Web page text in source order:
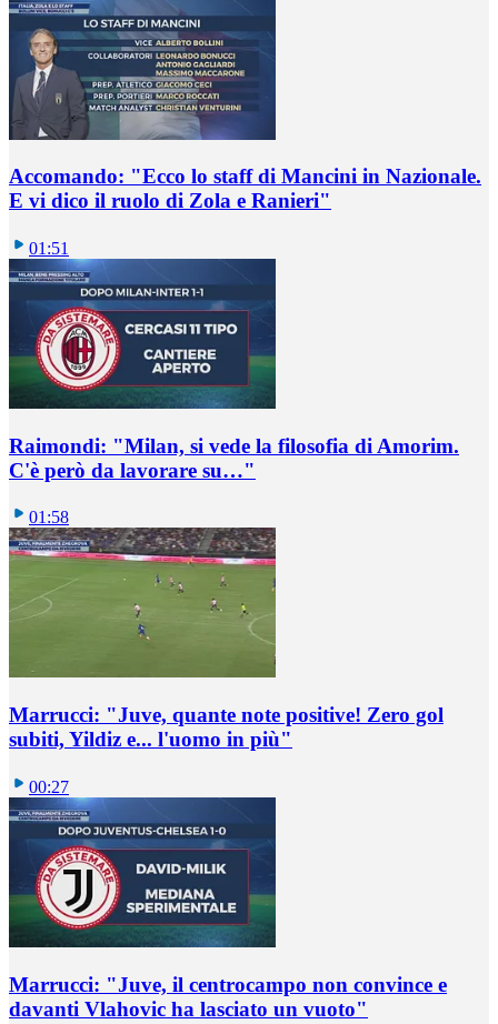
Accomando: "Ecco lo staff di Mancini in Nazionale.
E vi dico il ruolo di Zola e Ranieri"
01:51
Raimondi: "Milan, si vede la filosofia di Amorim.
C'è però da lavorare su…"
01:58
Marrucci: "Juve, quante note positive! Zero gol
subiti, Yildiz e... l'uomo in più"
00:27
Marrucci: "Juve, il centrocampo non convince e
davanti Vlahovic ha lasciato un vuoto"